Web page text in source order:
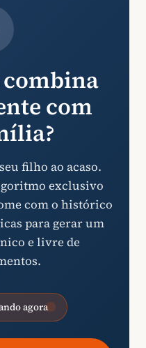
com
filho ao acaso.
exclusivo
com o histórico
para gerar um
e livre de
agora